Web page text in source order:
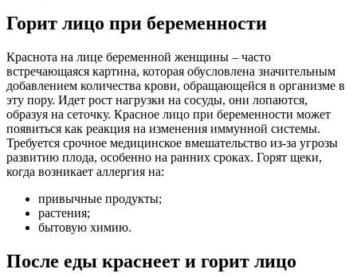
Горит лицо при беременности
Краснота на лице беременной женщины – часто
встречающаяся картина, которая обусловлена значительным
добавлением количества крови, обращающейся в организме в
эту пору. Идет рост нагрузки на сосуды, они лопаются,
образуя на сеточку. Красное лицо при беременности может
появиться как реакция на изменения иммунной системы.
Требуется срочное медицинское вмешательство из-за угрозы
развитию плода, особенно на ранних сроках. Горят щеки,
когда возникает аллергия на:
привычные продукты;
растения;
бытовую химию.
После еды краснеет и горит лицо